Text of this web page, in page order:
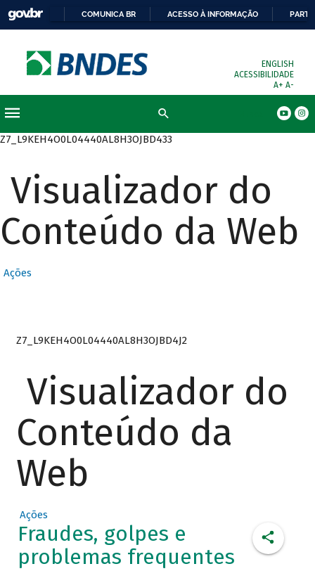
COMUNICA BR ACESSO À INFORMAÇÃO
ENGLISH
ACESSIBILIDADE
A+ A-
Z7_L9KEH4O0L04440AL8H3OJBD433
Visualizador do
Conteúdo da Web
Ações
Z7_L9KEH4O0L04440AL8H3OJBD4J2
Visualizador do
Conteúdo da
Web
Ações
Fraudes, golpes e
problemas frequentes